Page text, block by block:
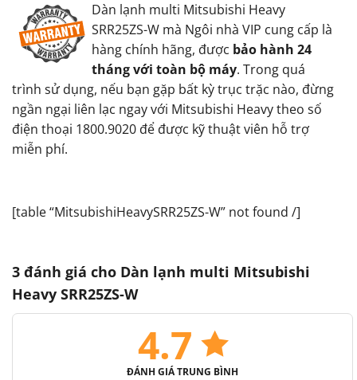
Dàn lạnh multi Mitsubishi Heavy
SRR25ZS-W mà Ngôi nhà VIP cung cấp là
hàng chính hãng, được bảo hành 24
tháng với toàn bộ máy. Trong quá
trình sử dụng, nếu bạn gặp bất kỳ trục trặc nào, đừng
ngần ngại liên lạc ngay với Mitsubishi Heavy theo số
điện thoại 1800.9020 để được kỹ thuật viên hỗ trợ
miễn phí.
[table “MitsubishiHeavySRR25ZS-W” not found /]
3 đánh giá cho Dàn lạnh multi Mitsubishi
Heavy SRR25ZS-W
4.7
ĐÁNH GIÁ TRUNG BÌNH